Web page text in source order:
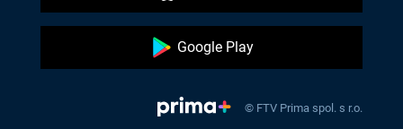
Google Play
© FTV Prima spol. s r.o.